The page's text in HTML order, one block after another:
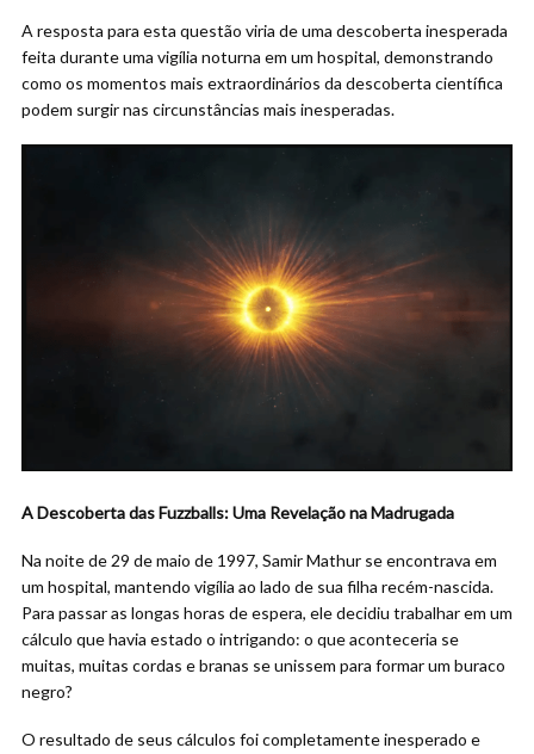
A resposta para esta questão viria de uma descoberta inesperada
feita durante uma vigília noturna em um hospital, demonstrando
como os momentos mais extraordinários da descoberta científica
podem surgir nas circunstâncias mais inesperadas.
A Descoberta das Fuzzballs: Uma Revelação na Madrugada
Na noite de 29 de maio de 1997, Samir Mathur se encontrava em
um hospital, mantendo vigília ao lado de sua filha recém-nascida.
Para passar as longas horas de espera, ele decidiu trabalhar em um
cálculo que havia estado o intrigando: o que aconteceria se
muitas, muitas cordas e branas se unissem para formar um buraco
negro?
O resultado de seus cálculos foi completamente inesperado e